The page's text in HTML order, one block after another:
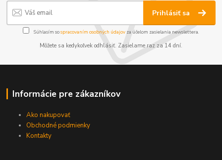
Prihlásiť sa
Súhlasím sospracovaním osobných údajov za účelom zasielania newslettera.
Môžete sa kedykoľvek odhlásiť. Zasielame raz za 14 dní.
Informácie pre zákazníkov
Ako nakupovať
Obchodné podmienky
Kontakty